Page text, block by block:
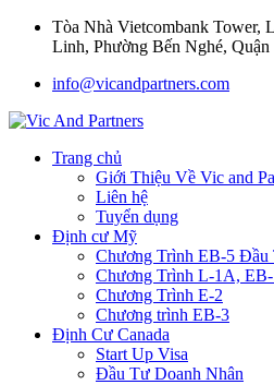
Tòa Nhà Vietcombank Tower,
Linh, Phường Bến Nghé,
info@vicandpartners.com
Trang chủ
Giới Thiệu Về Vic and
Liên hệ
Tuyển dụng
Định cư Mỹ
Chương Trình EB-5
Chương Trình L-1A,
Chương Trình E-2
Chương trình EB-3
Định Cư Canada
Start Up Visa
Đầu Tư Doanh Nhân